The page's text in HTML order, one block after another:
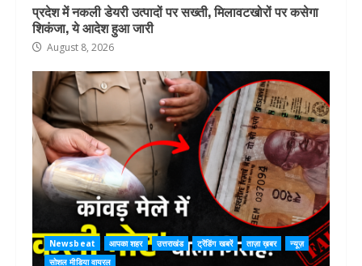
प्रदेश में नकली डेयरी उत्पादों पर सख्ती, मिलावटखोरों पर कसेगा
शिकंजा, ये आदेश हुआ जारी
August 8, 2026
Newsbeat आपका शहर उत्तराखंड ट्रेंडिंग खबरें ताज़ा ख़बर
न्यूज़
सोशल मीडिया वायरल